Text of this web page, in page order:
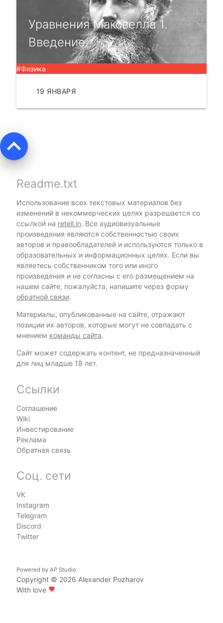
Уравнения Максвелла 1.
Введение.
#Физика
19 ЯНВАРЯ
keyboard_arrow_up
Readme.txt
Использование всех текстовых материалов без
изменений в некоммерческих целях разрешается со
ссылкой на retell.in. Все аудиовизуальные
произведения являются собственностью своих
авторов и правообладателей и используются только в
образовательных и информационных целях. Если вы
являетесь собственником того или иного
произведения и не согласны с его размещением на
нашем сайте, пожалуйста, напишите через форму
обратной связи.
Материалы, опубликованные на сайте, отражают
позиции их авторов, которые могут не совпадать с
мнением команды сайта.
Сайт может содержать контент, не предназначенный
для лиц младше 18 лет.
Ссылки
Соглашение
Wiki
Инвестирование
Реклама
Обратная связь
Соц. сети
VK
Instagram
Telegram
Discord
Twitter
Powered by AP Studio
Copyright © 2026 Alexander Pozharov
With love favorite